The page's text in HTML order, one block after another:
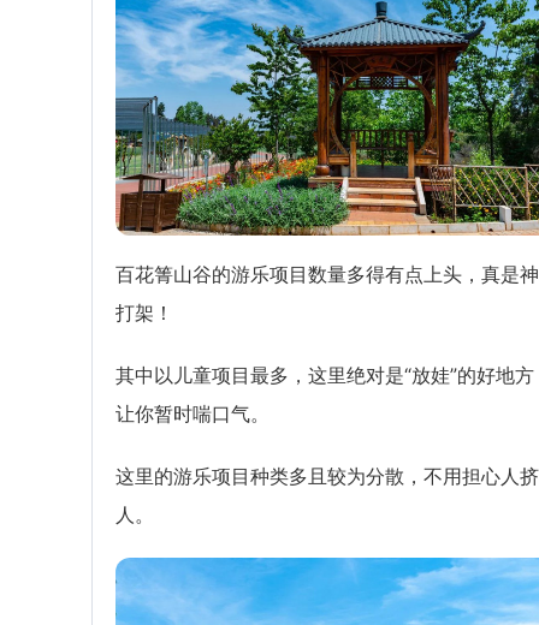
百花箐山谷的游乐项目数量多得有点上头，真是
打架！
其中以儿童项目最多，这里绝对是“放娃”的好地方
让你暂时喘口气。
这里的游乐项目种类多且较为分散，不用担心人挤
人。